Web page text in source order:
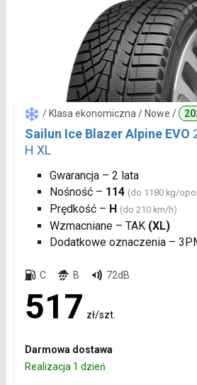
/ Klasa ekonomiczna / Nowe /
Sailun Ice Blazer Alpine EVO
H XL
Gwarancja – 2 lata
Nośność – 114 (do 1180 kg/
Prędkość – H (do 210 km/h)
Wzmacniane – TAK (XL)
Dodatkowe oznaczenia –
C B 72dB
517 zł/szt.
Darmowa dostawa
Realizacja 1 dzień